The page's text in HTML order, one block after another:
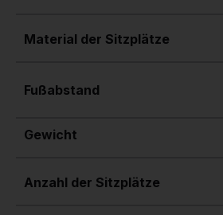
Material der Sitzplätze
Fußabstand
Gewicht
Anzahl der Sitzplätze